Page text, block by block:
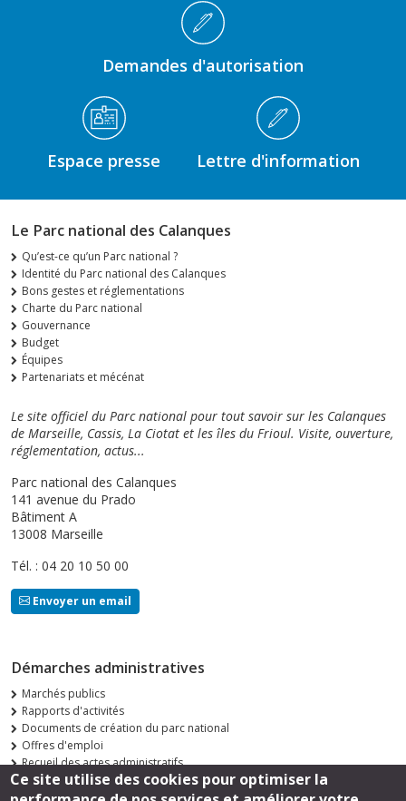
Demandes d'autorisation
Espace presse Lettre d'information
Le Parc national des Calanques
Qu’est-ce qu’un Parc national ?
Identité du Parc national des Calanques
Bons gestes et réglementations
Charte du Parc national
Gouvernance
Budget
Équipes
Partenariats et mécénat
Le site officiel du Parc national pour tout savoir sur les Calanques
de Marseille, Cassis, La Ciotat et les îles du Frioul. Visite, ouverture,
réglementation, actus...
Parc national des Calanques
141 avenue du Prado
Bâtiment A
13008 Marseille
Tél. : 04 20 10 50 00
Envoyer un email
Démarches administratives
Marchés publics
Rapports d'activités
Documents de création du parc national
Offres d'emploi
Recueil des actes administratifs
Consultations publiques
Ce site utilise des cookies pour optimiser la